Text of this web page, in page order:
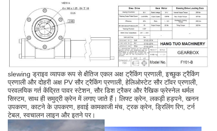
slewing ड्राइव व्यापक रूप से क्षैतिज एकल अक्ष ट्रैकिंग प्रणाली, इच्छुक ट्रैकिंग
प्रणाली और दोहरी अक्ष PV सौर ट्रैकिंग प्रणाली, हेलिओस्टेट सौर टॉवर प्रणाली,
परवलयिक गर्त केंद्रित पावर स्टेशन, सौर डिश ट्रैकर और रैखिक फ्रेस्नेल थर्मल
सिस्टम, साथ ही समुद्री क्रेन में लगाए जाते हैं। लिफ्ट क्रेन, लकड़ी हड़पने, खनन
उपकरण, काटने के उपकरण, हवाई कामकाजी मंच, ट्रक क्रेन, ड्रिलिंग रिग, टर्न
टेबल, स्वचालन लाइन और इतने पर।